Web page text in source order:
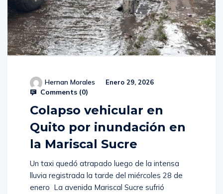
Hernan Morales Enero 29, 2026
Comments (0)
Colapso vehicular en
Quito por inundación en
la Mariscal Sucre
Un taxi quedó atrapado luego de la intensa
lluvia registrada la tarde del miércoles 28 de
enero La avenida Mariscal Sucre sufrió